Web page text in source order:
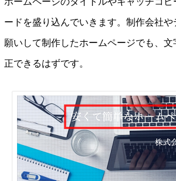
ードを盛り込んでいきます。制作会社
願いして制作したホームページでも、
正できるはずです。